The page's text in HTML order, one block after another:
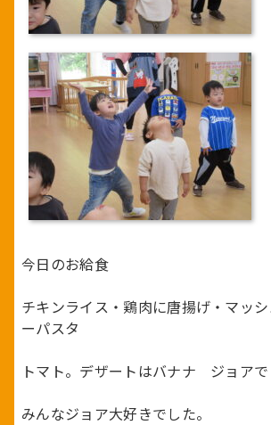
今日のお給食
チキンライス・鶏肉に唐揚げ・マッ
ーパスタ
トマト。デザートはバナナ ジョアで
みんなジョア大好きでした。